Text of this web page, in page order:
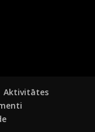
Aktivitātes